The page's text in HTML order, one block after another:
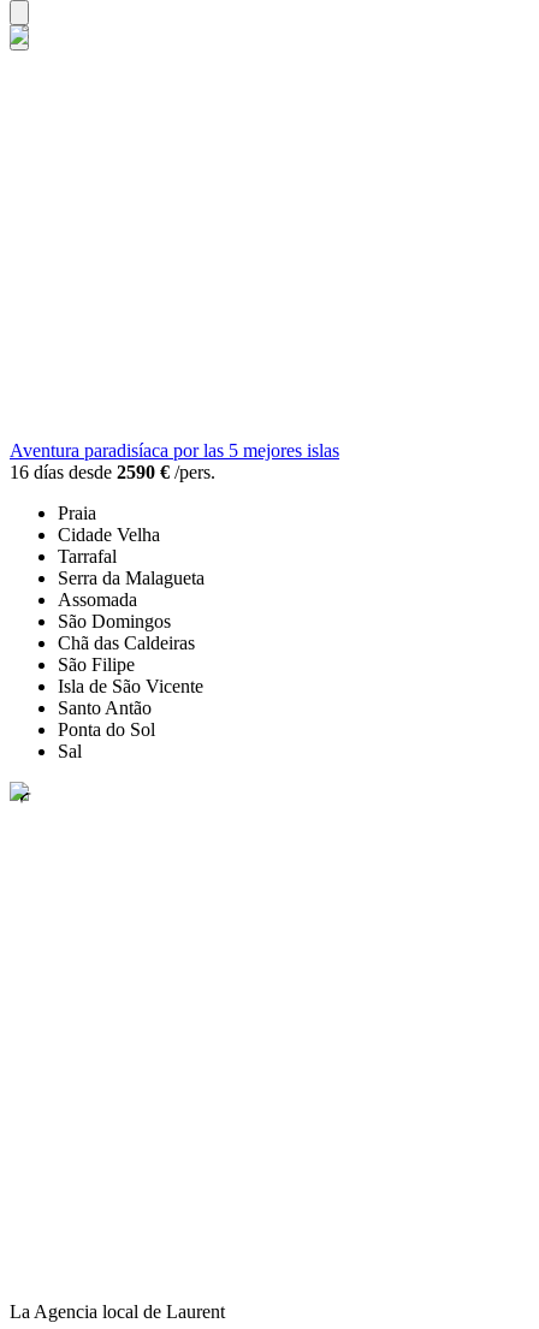
Aventura paradisíaca por las 5 mejores islas
16 días desde 2590 € /pers.
Praia
Cidade Velha
Tarrafal
Serra da Malagueta
Assomada
São Domingos
Chã das Caldeiras
São Filipe
Isla de São Vicente
Santo Antão
Ponta do Sol
Sal
La Agencia local de Laurent